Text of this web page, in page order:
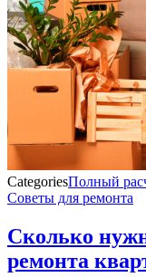
CategoriesПолный
Советы для ремонта
Сколько
ремонта